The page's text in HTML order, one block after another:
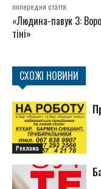
попередня стаття
«Людина-павук 3:
тіні»
СХОЖІ НОВИНИ
Реклама